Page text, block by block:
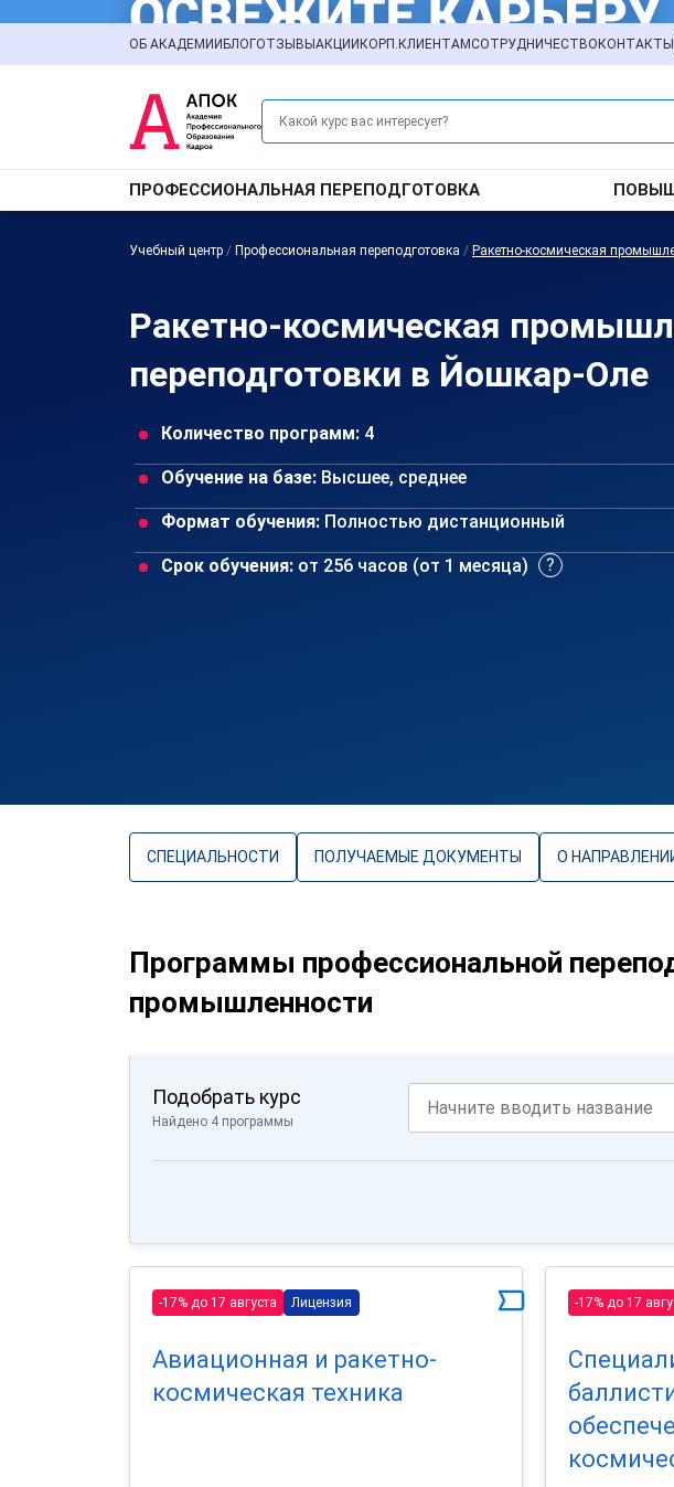
ОБ АКАДЕМИИ БЛОГОТЗЫВЫ АКЦИИ КОРП.КЛИЕНТАМСОТРУДНИЧЕСТВО КОНТАКТЫ
ПРОФЕССИОНАЛЬНАЯ ПЕРЕПОДГОТОВКА
Учебный центр / Профессиональная переподготовка / Ракетно-космическая
Ракетно-космическая
переподготовки в Йошкар-Оле
Количество программ: 4
Обучение на базе: Высшее, среднее
Формат обучения: Полностью дистанционный
Срок обучения: от 256 часов (от 1 месяца)
СПЕЦИАЛЬНОСТИ ПОЛУЧАЕМЫЕ ДОКУМЕНТЫ О
Программы профессиональной
промышленности
Подобрать курс
Найдено 4 программы
-17% до 17 августа Лицензия
Авиационная и ракетно-
космическая техника
-17% до 17